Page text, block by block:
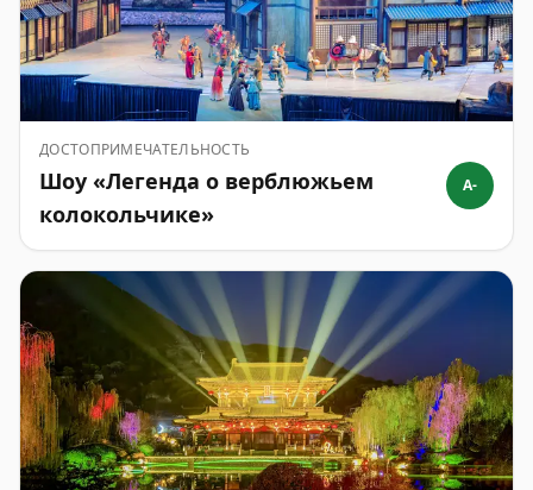
ДОСТОПРИМЕЧАТЕЛЬНОСТЬ
Шоу «Легенда о верблюжьем
колокольчике»
A-